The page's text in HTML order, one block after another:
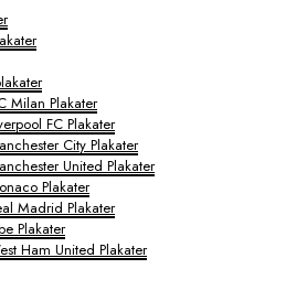
Milan Plakater
FC Plakater
City Plakater
United Plakater
Plakater
Madrid Plakater
Plakater
Ham United Plakater